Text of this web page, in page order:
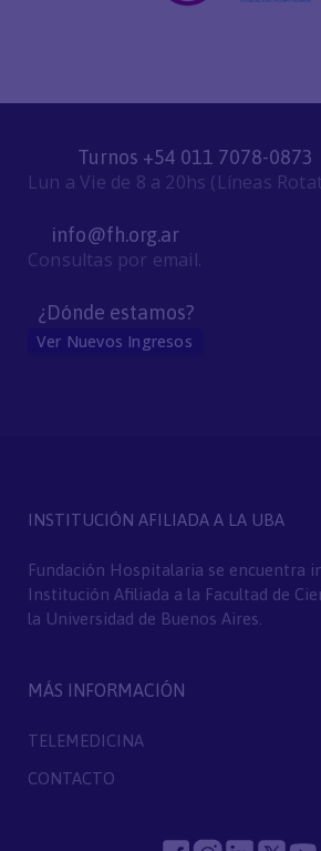
Turnos +54 011 7078-0873
Lun a Vie de 8 a 20hs (Líneas
info@fh.org.ar
Consultas por email.
¿Dónde estamos?
Ver Nuevos Ingresos
INSTITUCIÓN AFILIADA A LA UBA
Fundación Hospitalaria se encuentra
Institución Afiliada a la Facultad de
la Universidad de Buenos Aires.
MÁS INFORMACIÓN
TELEMEDICINA
CONTACTO